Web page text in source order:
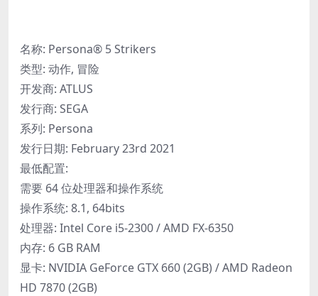
名称: Persona® 5 Strikers
类型: 动作, 冒险
开发商: ATLUS
发行商: SEGA
系列: Persona
发行日期: February 23rd 2021
最低配置:
需要 64 位处理器和操作系统
操作系统: 8.1, 64bits
处理器: Intel Core i5-2300 / AMD FX-6350
内存: 6 GB RAM
显卡: NVIDIA GeForce GTX 660 (2GB) / AMD Radeon
HD 7870 (2GB)